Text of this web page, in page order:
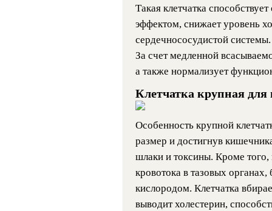
Такая клетчатка
эффектом, снижает уровень
сердечнососудистой
За счет медленной
а также нормализует
Клетчатка крупная для
Особенность крупной
размер и достигнув
шлаки и токсины. Кроме того,
кровотока в тазовых
кислородом. Клетчатка
выводит холестерин,